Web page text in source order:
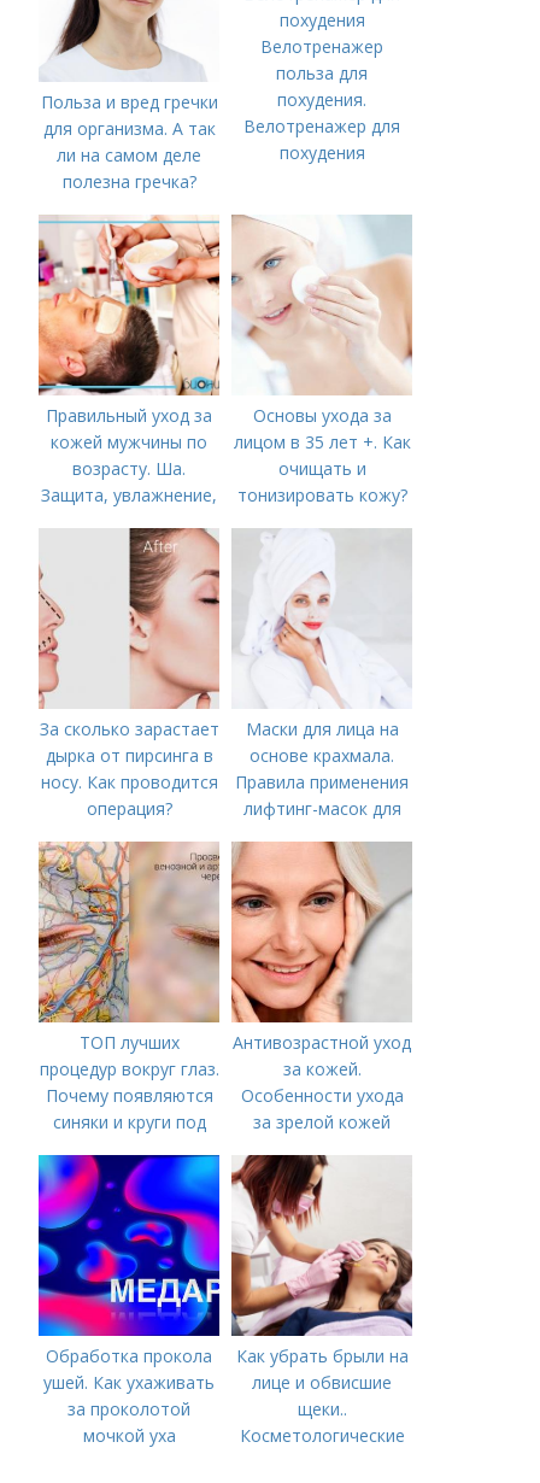
Польза и вред гречки
для организма. А так
ли на самом деле
полезна гречка?
Велотренажер
польза для
похудения.
Велотренажер для
похудения
Правильный уход за
кожей мужчины по
возрасту. Ша.
Защита, увлажнение,
Основы ухода за
лицом в 35 лет +. Как
очищать и
тонизировать кожу?
За сколько зарастает
дырка от пирсинга в
носу. Как проводится
операция?
Маски для лица на
основе крахмала.
Правила применения
лифтинг-масок для
ТОП лучших
процедур вокруг глаз.
Почему появляются
синяки и круги под
Антивозрастной уход
за кожей.
Особенности ухода
за зрелой кожей
Обработка прокола
ушей. Как ухаживать
за проколотой
мочкой уха
Как убрать брыли на
лице и обвисшие
щеки..
Косметологические